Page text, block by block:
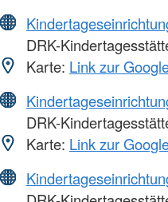
DRK-
Karte: Link zur
DRK-
Karte: Link zur